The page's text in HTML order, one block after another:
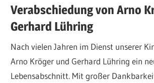
Verabschiedung von Arno
Gerhard Lühring
Nach vielen Jahren im Dienst unserer
Arno Kröger und Gerhard Lühring ein
Lebensabschnitt. Mit großer